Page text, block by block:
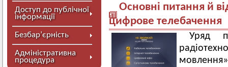
Доступ до публічної
інформації
Безбар’єрність
Адміністративна
процедура
Основні питання й
цифрове телебачення
Уряд